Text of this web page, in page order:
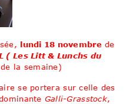
lundi 18 novembre de
( Les Litt & Lunchs du
la semaine)
se portera sur celle des
Galli-Grasstock,